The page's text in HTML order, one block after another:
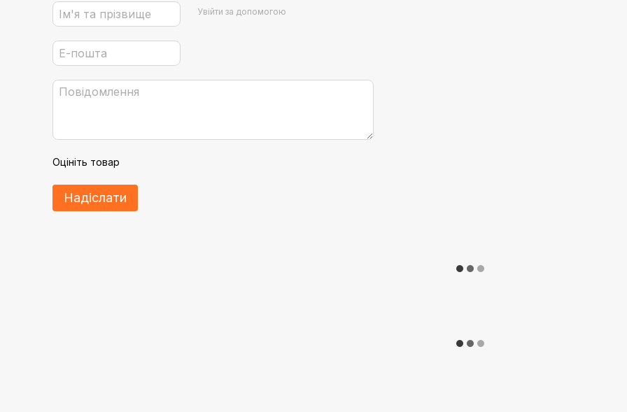
Увійти за допомогою
Оцініть товар
Надіслати